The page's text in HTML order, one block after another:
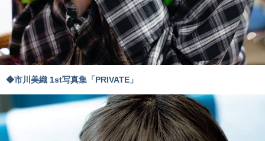
◆市川美織 1st写真集「PRIVATE」